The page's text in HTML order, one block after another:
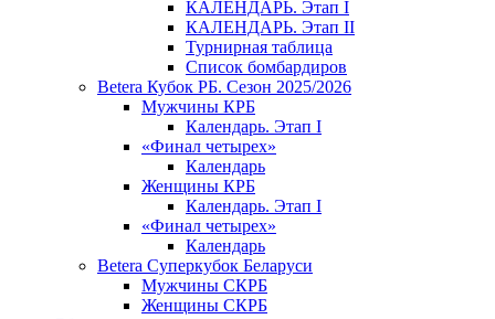
КАЛЕНДАРЬ. Этап I
КАЛЕНДАРЬ. Этап II
Турнирная таблица
Список бомбардиров
Betera Кубок РБ. Сезон 2025/2026
Мужчины КРБ
Календарь. Этап I
«Финал четырех»
Календарь
Женщины КРБ
Календарь. Этап I
«Финал четырех»
Календарь
Betera Суперкубок Беларуси
Мужчины СКРБ
Женщины СКРБ